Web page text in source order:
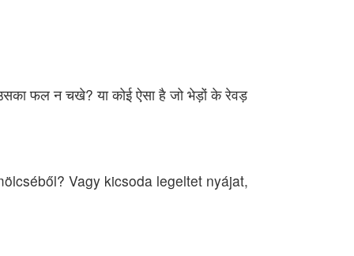
उसका फल न चखे? या कोई ऐसा है जो भेड़ों के रेवड़
Vagy kicsoda legeltet nyájat,